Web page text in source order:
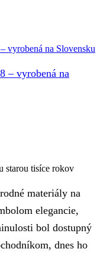
– vyrobená na
starou tisíce rokov
materiály na
elegancie,
bol dostupný
dnes ho